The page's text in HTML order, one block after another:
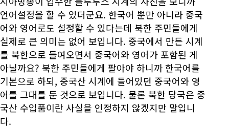
언어설정을 할 수 있더군요. 한국어 뿐만 아니라 중국
어와 영어로도 설정할 수 있다는데 북한 주민들에게
실제로 큰 의미는 없어 보입니다. 중국에서 만든 시계
를 북한으로 들여오면서 중국어와 영어가 포함된 게
아닐까요? 북한 주민들에게 팔아야 하니까 한국어를
기본으로 하되, 중국산 시계에 들어있던 중국어와 영
어를 그대를 둔 것으로 보입니다. 물론 북한 당국은 중
국산 수입품이란 사실을 인정하지 않겠지만 말입니
다.